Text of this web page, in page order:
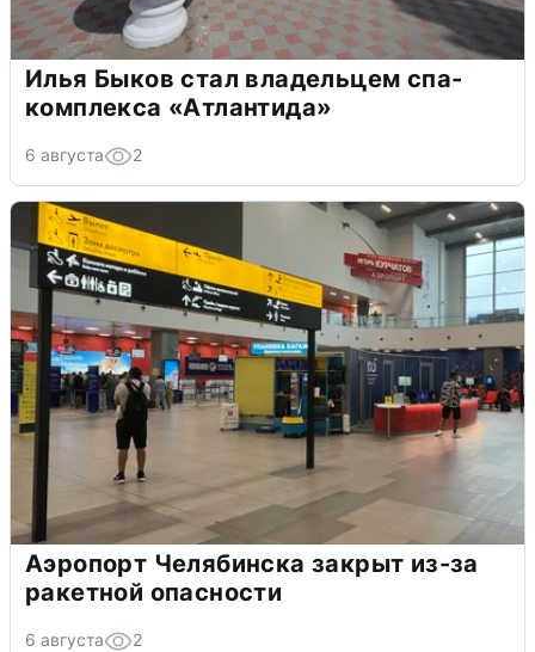
Илья Быков стал владельцем спа-
комплекса «Атлантида»
6 августа 2
Аэропорт Челябинска закрыт из-за
ракетной опасности
6 августа 2